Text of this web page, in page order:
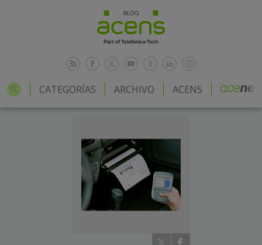
CATEGORÍAS ARCHIVO ACENS